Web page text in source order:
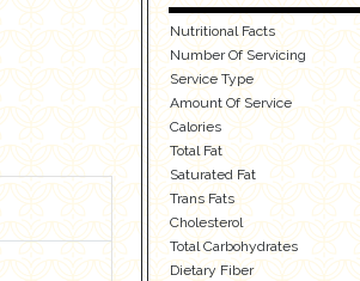
Nutritional Facts
Number Of Servicing
Service Type
Amount Of Service
Calories
Total Fat
Saturated Fat
Trans Fats
Cholesterol
Total Carbohydrates
Dietary Fiber